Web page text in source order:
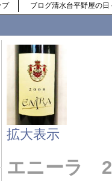
プ ブログ清水台平野屋の日
拡大表示
エニーラ